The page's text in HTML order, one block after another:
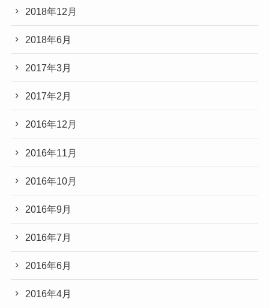
2018年12月
2018年6月
2017年3月
2017年2月
2016年12月
2016年11月
2016年10月
2016年9月
2016年7月
2016年6月
2016年4月